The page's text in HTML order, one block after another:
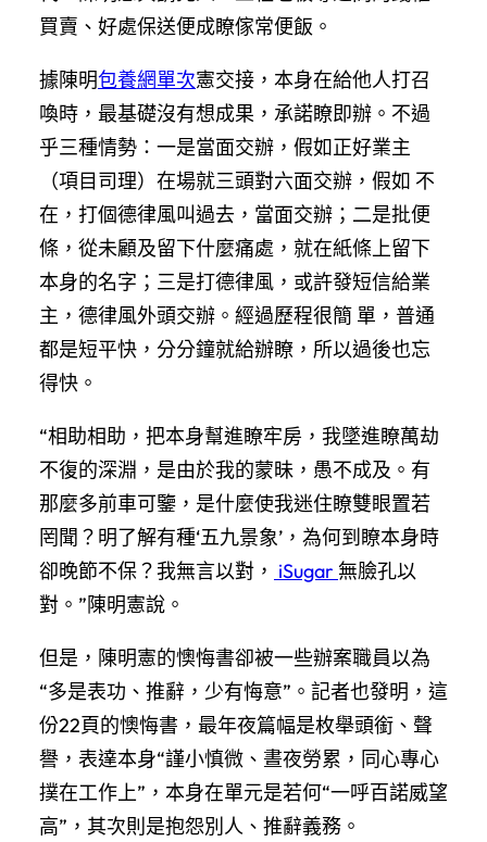
買賣、好處保送便成瞭傢常便飯。
據陳明包養網單次憲交接，本身在給他人打召
喚時，最基礎沒有想成果，承諾瞭即辦。不過
乎三種情勢：一是當面交辦，假如正好業主
（項目司理）在場就三頭對六面交辦，假如 不
在，打個德律風叫過去，當面交辦；二是批便
條，從未顧及留下什麼痛處，就在紙條上留下
本身的名字；三是打德律風，或許發短信給業
主，德律風外頭交辦。經過歷程很簡 單，普通
都是短平快，分分鐘就給辦瞭，所以過後也忘
得快。
“相助相助，把本身幫進瞭牢房，我墜進瞭萬劫
不復的深淵，是由於我的蒙昧，愚不成及。有
那麼多前車可鑒，是什麼使我迷住瞭雙眼置若
罔聞？明了解有種‘五九景象’，為何到瞭本身時
卻晚節不保？我無言以對， iSugar 無臉孔以
對。”陳明憲說。
但是，陳明憲的懊悔書卻被一些辦案職員以為
“多是表功、推辭，少有悔意”。記者也發明，這
份22頁的懊悔書，最年夜篇幅是枚舉頭銜、聲
譽，表達本身“謹小慎微、晝夜勞累，同心專心
撲在工作上”，本身在單元是若何“一呼百諾威望
高”，其次則是抱怨別人、推辭義務。